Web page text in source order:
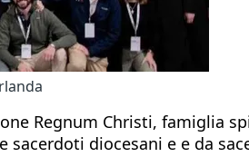
Regnum Christi, famiglia
diocesani e e da